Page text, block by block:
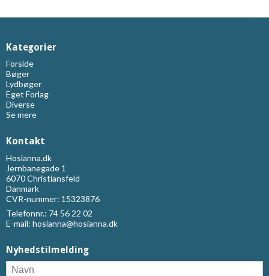
Kategorier
Forside
Bøger
Lydbøger
Eget Forlag
Diverse
Se mere
Kontakt
Hosianna.dk
Jernbanegade 1
6070 Christiansfeld
Danmark
CVR-nummer: 15323876
Telefonnr.: 74 56 22 02
E-mail: hosianna@hosianna.dk
Nyhedstilmelding